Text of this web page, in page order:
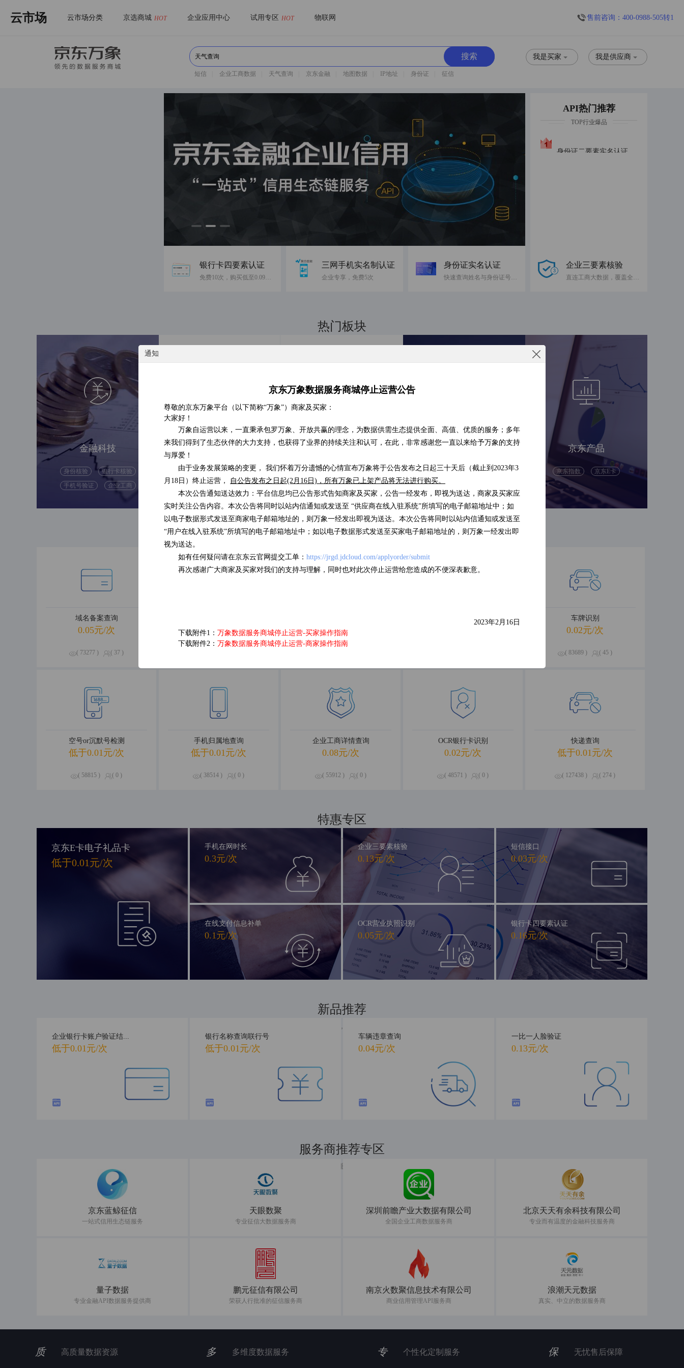
通知
京东万象数据服务商城停止运营公告
尊敬的京东万象平台（以下简称“万象”）商家及买家：
大家好！
万象自运营以来，一直秉承包罗万象、开放共赢的理念，为数据供需生态提供全面、高值、优质的服务；多年
来我们得到了生态伙伴的大力支持，也获得了业界的持续关注和认可，在此，非常感谢您一直以来给予万象的支持
与厚爱！
由于业务发展策略的变更， 我们怀着万分遗憾的心情宣布万象将于公告发布之日起三十天后（截止到2023年3
月18日）终止运营，
自公告发布之日起(2月16日)，所有万象已上架产品将无法进行购买。
本次公告通知送达效力：平台信息均已公告形式告知商家及买家，公告一经发布，即视为送达，商家及买家应
实时关注公告内容。本次公告将同时以站内信通知或发送至 “供应商在线入驻系统”所填写的电子邮箱地址中；如
以电子数据形式发送至商家电子邮箱地址的，则万象一经发出即视为送达。本次公告将同时以站内信通知或发送至
“用户在线入驻系统”所填写的电子邮箱地址中；如以电子数据形式发送至买家电子邮箱地址的，则万象一经发出即
视为送达。
如有任何疑问请在京东云官网提交工单： https://jrgd.jdcloud.com/applyorder/submit
再次感谢广大商家及买家对我们的支持与理解，同时也对此次停止运营给您造成的不便深表歉意。
2023年2月16日
下载附件1： 万象数据服务商城停止运营-买家操作指南
下载附件2： 万象数据服务商城停止运营-商家操作指南
云市场 云市场分类 京选商城 HOT 企业应用中心 试用专区 HOT 物联网 售前咨询：400-0988-505转1
我是供应商
我是买家
短信 企业工商数据 天气查询 京东金融 地图数据 IP地址 身份证 征信
API热门推荐
TOP行业爆品
银行卡四要素认证
免费10次，购买低至0.09元/次
三网手机实名制认证
企业专享，免费5次
身份证实名认证
快速查询姓名与身份证号码是否一致
企业三要素核验
直连工商大数据，覆盖全国企业
热门板块
融合前沿数据，引领智慧科技
金融科技
身份核验
银行卡核验
手机号验证
企业工商
0.26元/次
( 144 )
0.02元/次
( 157185 )
( 0 )
个人涉诉信息综合查询
0.6元/次
( 47592 )
( 0 )
银行卡四要素认证
( 105076 )
( 318 )
人工智能
车牌识别
人脸检测
卡片证明识别
京东产品
京东指数 京东E卡
优品推荐
海量数据，优选试用
域名备案查询
0.05元/次
( 73277 ) ( 37 )
0.09元/次 低于0.01元/次
银行卡信息查询 车牌识别
0.02元/次
( 83689 ) ( 45 )
空号or沉默号检测
低于0.01元/次
( 58815 ) ( 0 )
手机归属地查询
低于0.01元/次
( 38514 ) ( 0 )
企业工商详情查询
0.08元/次
( 55912 ) ( 0 )
OCR银行卡识别
0.02元/次
( 48571 ) ( 0 )
快递查询
低于0.01元/次
( 127438 ) ( 274 )
特惠专区
精品钜惠，尽享不停
京东E卡电子礼品卡
低于0.01元/次
手机在网时长
0.3元/次
在线支付信息补单
0.1元/次
企业三要素核验
0.13元/次
OCR营业执照识别
0.05元/次
短信接口
0.03元/次
银行卡四要素认证
0.16元/次
新品推荐
新品首发，抢先体验
企业银行卡账户验证结...
低于0.01元/次
银行名称查询联行号
低于0.01元/次
车辆违章查询
0.04元/次
一比一人脸验证
0.13元/次
服务商推荐专区
共建数据服务新生态
京东蓝鲸征信
一站式信用生态链服务
天眼数聚
专业征信大数据服务商
深圳前瞻产业大数据有限公司
全国企业工商数据服务商
北京天天有余科技有限公司
专业而有温度的金融科技服务商
量子数据
专业金融API数据服务提供商
鹏元征信有限公司
荣获人行批准的征信服务商
南京火数聚信息技术有限公司
商业信用管理API服务商
浪潮天元数据
真实、中立的数据服务商
质 高质量数据资源 多 多维度数据服务 专 个性化定制服务 保 无忧售后保障